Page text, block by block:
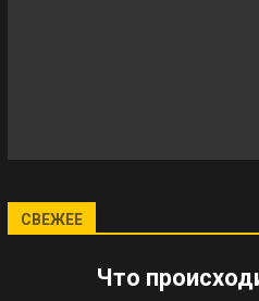
СВЕЖЕЕ
Что